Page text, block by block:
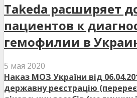
Takeda расширяет
пациентов к
гемофилии в
5 мая 2020
Наказ МОЗ України від
державну реєстрацію